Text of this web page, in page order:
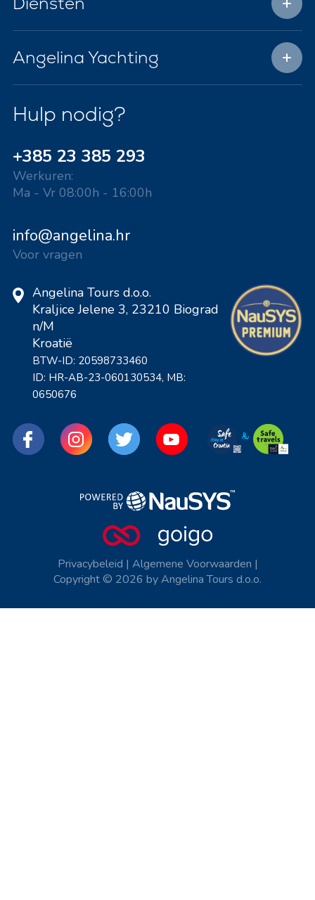
Angelina Yachting
Hulp nodig?
+385 23 385 293
Werkuren:
Ma - Vr 08:00h - 16:00h
info@angelina.hr
Voor vragen
Angelina Tours d.o.o.
Kraljice Jelene 3, 23210 Biograd
n/M
Kroatië
BTW-ID: 20598733460
ID: HR-AB-23-060130534, MB:
0650676
Privacybeleid | Algemene Voorwaarden |
Copyright © 2026 by Angelina Tours d.o.o.